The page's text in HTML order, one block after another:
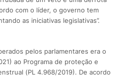
com o líder, o governo tem
as iniciativas legislativas”.
pelos parlamentares era o
ao Programa de proteção e
(PL 4.968/2019). De acordo